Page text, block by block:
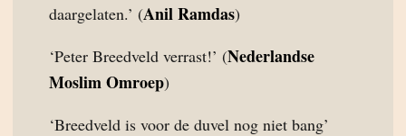
daargelaten.’ (Anil Ramdas)
‘Peter Breedveld verrast!’ (Nederlandse
Moslim Omroep)
‘Breedveld is voor de duvel nog niet bang’